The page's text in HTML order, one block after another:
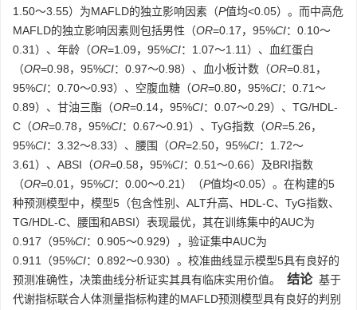
1.50～3.55）为MAFLD的独立影响因素（P值均<0.05）。而中高危
MAFLD的独立影响因素则包括男性（OR=0.17，95%CI：0.10～
0.31）、年龄（OR=1.09，95%CI：1.07～1.11）、血红蛋白
（OR=0.98，95%CI：0.97～0.98）、血小板计数（OR=0.81，
95%CI：0.70～0.93）、空腹血糖（OR=0.80，95%CI：0.71～
0.89）、甘油三酯（OR=0.14，95%CI：0.07～0.29）、TG/HDL-
C（OR=0.78，95%CI：0.67～0.91）、TyG指数（OR=5.26，
95%CI：3.32～8.33）、腰围（OR=2.50，95%CI：1.72～
3.61）、ABSI（OR=0.58，95%CI：0.51～0.66）及BRI指数
（OR=0.01，95%CI：0.00～0.21）（P值均<0.05）。在构建的5
种预测模型中，模型5（包含性别、ALT升高、HDL-C、TyG指数、
TG/HDL-C、腰围和ABSI）表现最优，其在训练集中的AUC为
0.917（95%CI：0.905～0.929），验证集中AUC为
0.911（95%CI：0.892～0.930）。校准曲线显示模型5具有良好的
预测准确性，决策曲线分析证实其具有临床实用价值。
结论基于
代谢指标联合人体测量指标构建的MAFLD预测模型具有良好的判别